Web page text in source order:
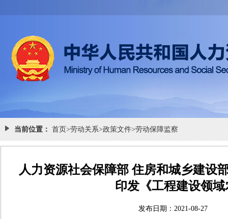
当前位置： 首页>劳动关系>政策文件>劳动保障监察
人力资源社会保障部 住房和城乡建设
印发《工程建设领
发布日期：2021-